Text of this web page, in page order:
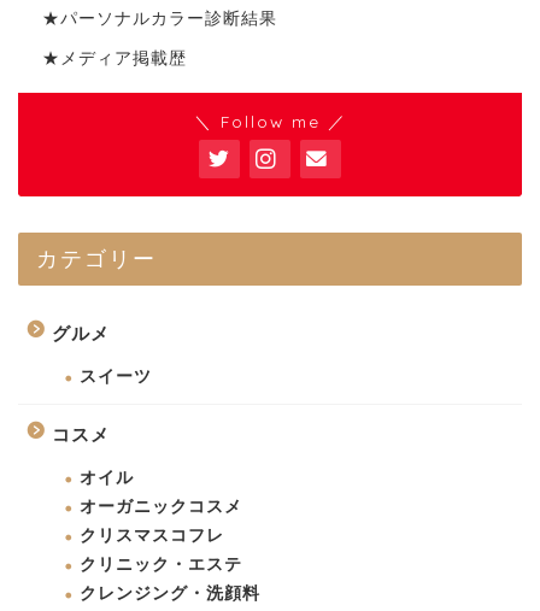
★パーソナルカラー診断結果
★メディア掲載歴
＼ Follow me ／
カテゴリー
グルメ
スイーツ
コスメ
オイル
オーガニックコスメ
クリスマスコフレ
クリニック・エステ
クレンジング・洗顔料